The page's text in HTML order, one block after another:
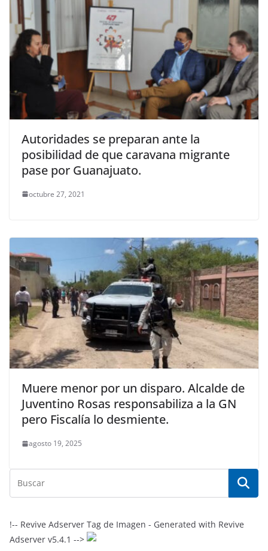
Autoridades se preparan ante la
posibilidad de que caravana migrante
pase por Guanajuato.
octubre 27, 2021
Muere menor por un disparo. Alcalde de
Juventino Rosas responsabiliza a la GN
pero Fiscalía lo desmiente.
agosto 19, 2025
!-- Revive Adserver Tag de Imagen - Generated with Revive
Adserver v5.4.1 -->